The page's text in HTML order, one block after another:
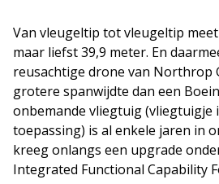
Van vleugeltip tot vleugeltip
maar liefst 39,9 meter. En
reusachtige drone van Northrop
grotere spanwijdte dan een
onbemande vliegtuig (vliegtuigje
toepassing) is al enkele jaren in
kreeg onlangs een upgrade
Integrated Functional Capability